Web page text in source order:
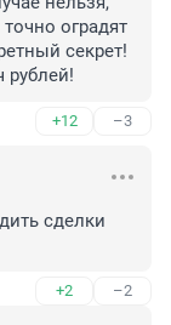
оградят
секрет!
рублей!
+12 –3
сделки
+2 –2